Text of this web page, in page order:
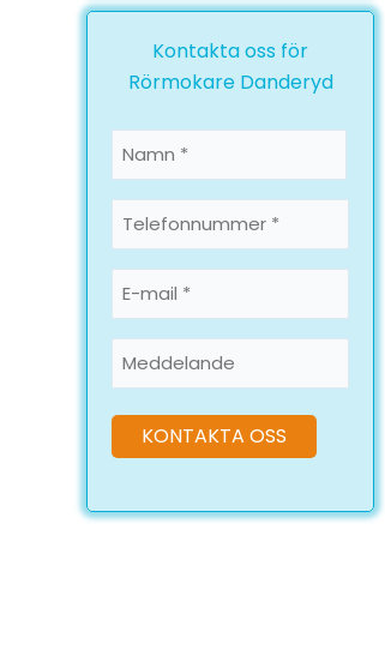
Kontakta oss för
Rörmokare Danderyd
*
Namn Telefonnummer
*
mail
*